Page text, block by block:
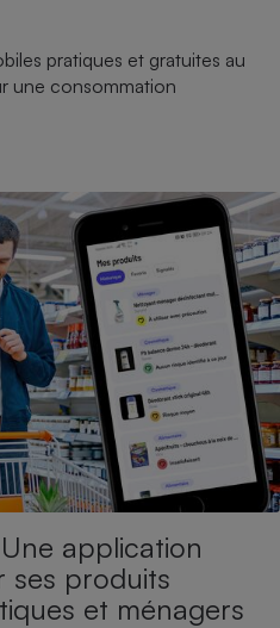
pratiques et gratuites au
une consommation
application
ses produits
et ménagers